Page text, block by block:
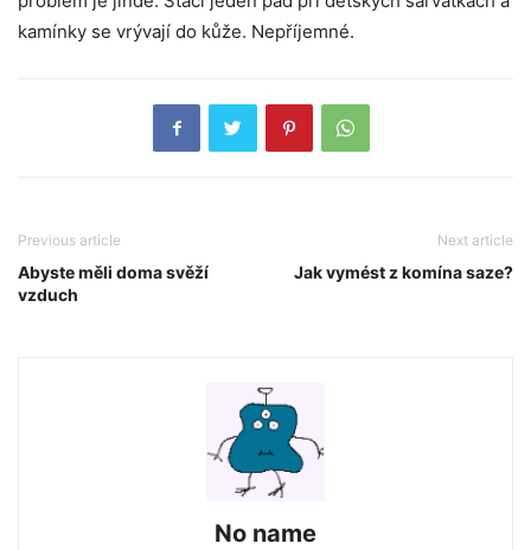
kamínky se vrývají do kůže. Nepříjemné.
Previous article
Abyste měli doma svěží
vzduch
Next article
Jak vymést z komína saze?
No name